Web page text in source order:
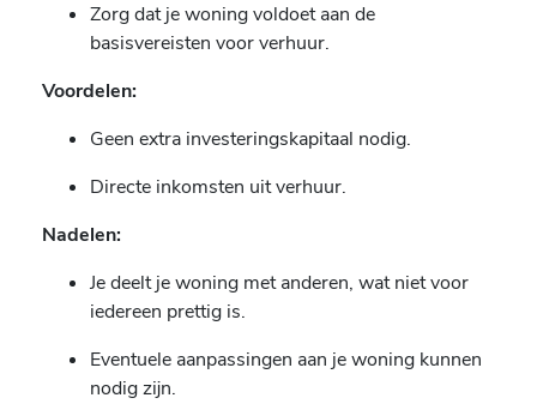
Zorg dat je woning voldoet aan de
basisvereisten voor verhuur.
Voordelen:
Geen extra investeringskapitaal nodig.
Directe inkomsten uit verhuur.
Nadelen:
Je deelt je woning met anderen, wat niet voor
iedereen prettig is.
Eventuele aanpassingen aan je woning kunnen
nodig zijn.